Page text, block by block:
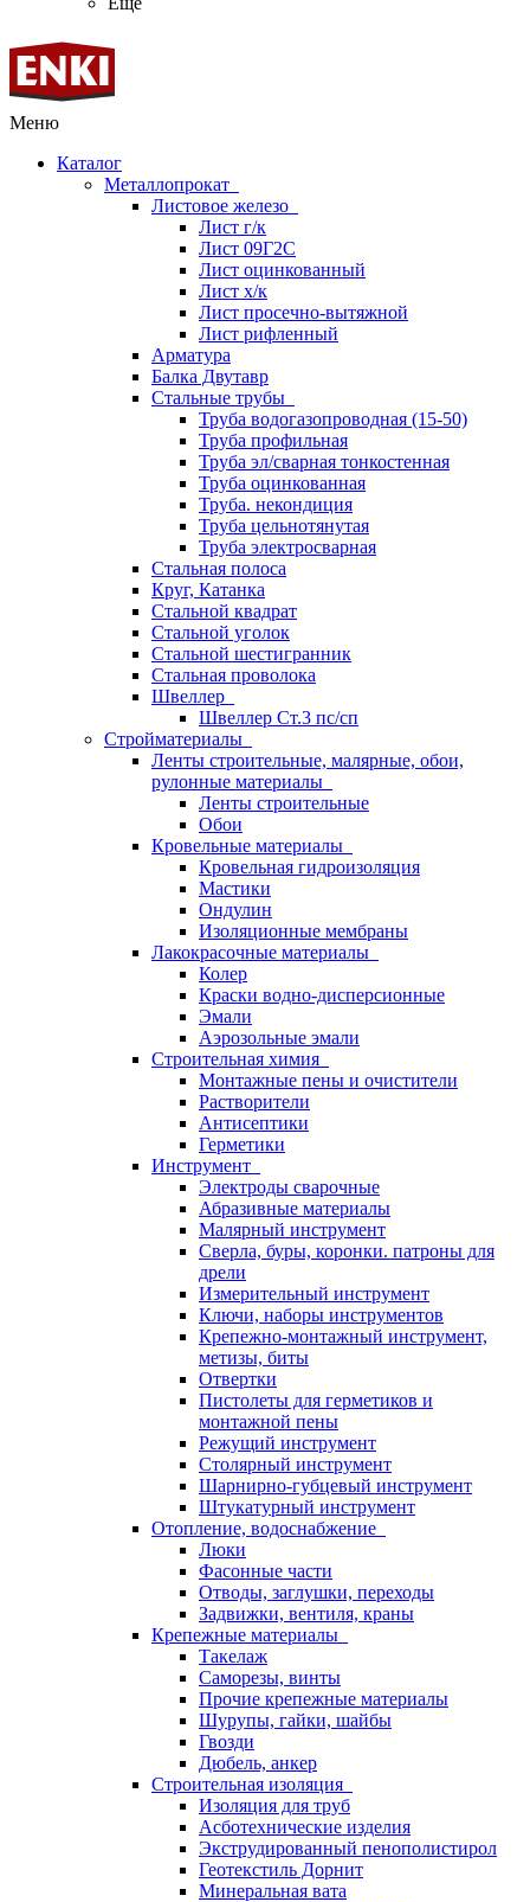
Меню
Каталог
Металлопрокат
Листовое железо
Лист г/к
Лист 09Г2С
Лист оцинкованный
Лист х/к
Лист просечно-вытяжной
Лист рифленный
Арматура
Балка Двутавр
Стальные трубы
Труба водогазопроводная (15-50)
Труба профильная
Труба эл/сварная тонкостенная
Труба оцинкованная
Труба. некондиция
Труба цельнотянутая
Труба электросварная
Стальная полоса
Круг, Катанка
Стальной квадрат
Стальной уголок
Стальной шестигранник
Стальная проволока
Швеллер
Швеллер Ст.3 пс/сп
Стройматериалы
Ленты строительные, малярные, обои,
рулонные материалы
Ленты строительные
Обои
Кровельные материалы
Кровельная гидроизоляция
Мастики
Ондулин
Изоляционные мембраны
Лакокрасочные материалы
Колер
Краски водно-дисперсионные
Эмали
Аэрозольные эмали
Строительная химия
Монтажные пены и очистители
Растворители
Антисептики
Герметики
Инструмент
Электроды сварочные
Абразивные материалы
Малярный инструмент
Сверла, буры, коронки. патроны для
дрели
Измерительный инструмент
Ключи, наборы инструментов
Крепежно-монтажный инструмент,
метизы, биты
Отвертки
Пистолеты для герметиков и
монтажной пены
Режущий инструмент
Столярный инструмент
Шарнирно-губцевый инструмент
Штукатурный инструмент
Отопление, водоснабжение
Люки
Фасонные части
Отводы, заглушки, переходы
Задвижки, вентиля, краны
Крепежные материалы
Такелаж
Саморезы, винты
Прочие крепежные материалы
Шурупы, гайки, шайбы
Гвозди
Дюбель, анкер
Строительная изоляция
Изоляция для труб
Асботехнические изделия
Экструдированный пенополистирол
Геотекстиль Дорнит
Минеральная вата